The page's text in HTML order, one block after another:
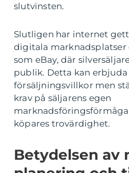
slutvinsten.
Slutligen har internet
digitala
som eBay, där
publik. Detta kan
försäljningsvillkor men
krav på säljarens egen
köpares trovärdighet.
Betydelsen av